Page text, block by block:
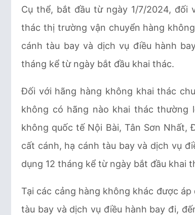
Cụ thể, bắt đầu từ ngày 1/7/2024, đối
thác thị trường vận chuyển hàng
cánh tàu bay và dịch vụ điều hành
tháng kể từ ngày bắt đầu khai thác.
Đối với hãng hàng không khai thác
không có hãng nào khai thác thường
không quốc tế Nội Bài, Tân Sơn Nhất,
cất cánh, hạ cánh tàu bay và dịch vụ
dụng 12 tháng kể từ ngày bắt đầu khai
Tại các cảng hàng không khác được
tàu bay và dịch vụ điều hành bay đi,